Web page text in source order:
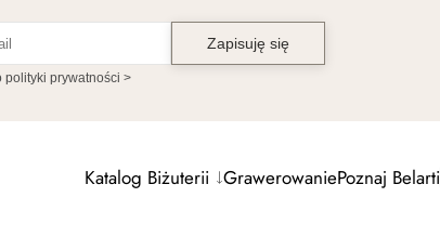
Katalog Biżuterii GrawerowaniePoznaj Belarti